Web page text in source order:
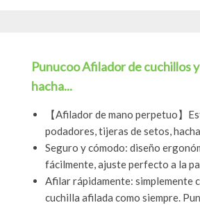
Punucoo Afilador de cuchillos
hacha...
【Afilador de mano perpetuo】
podadores, tijeras de setos,
Seguro y cómodo: diseño
fácilmente, ajuste perfecto a la
Afilar rápidamente: simplemente
cuchilla afilada como siempre.